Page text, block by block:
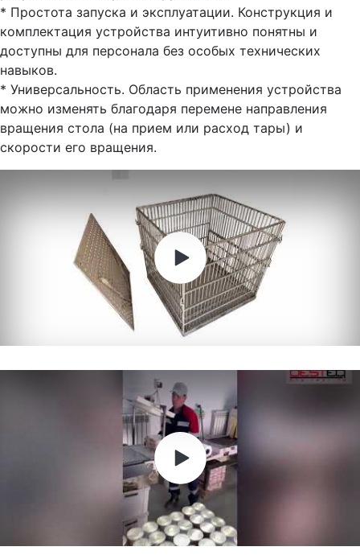
* Простота запуска и эксплуатации. Конструкция и
комплектация устройства интуитивно понятны и
доступны для персонала без особых технических
навыков.
* Универсальность. Область применения устройства
можно изменять благодаря перемене направления
вращения стола (на прием или расход тары) и
скорости его вращения.